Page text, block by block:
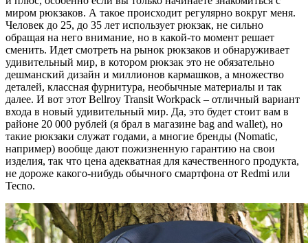
миром рюкзаков. А такое происходит регулярно вокруг меня.
Человек до 25, до 35 лет использует рюкзак, не сильно
обращая на него внимание, но в какой-то момент решает
сменить. Идет смотреть на рынок рюкзаков и обнаруживает
удивительный мир, в котором рюкзак это не обязательно
дешманский дизайн и миллионов кармашков, а множество
деталей, классная фурнитура, необычные материалы и так
далее. И вот этот Bellroy Transit Workpack – отличный вариант
входа в новый удивительный мир. Да, это будет стоит вам в
районе 20 000 рублей (я брал в магазине bag and wallet), но
такие рюкзаки служат годами, а многие бренды (Nomatic,
например) вообще дают пожизненную гарантию на свои
изделия, так что цена адекватная для качественного продукта,
не дороже какого-нибудь обычного смартфона от Redmi или
Tecno.